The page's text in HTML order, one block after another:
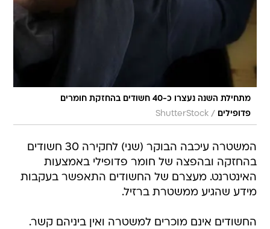
מתחילת השנה נעצרו כ-40 חשודים בהחזקת חומרים
פדופילים
/
ShutterStock
המשטרה עיכבה הבוקר (שני) לחקירה 30 חשודים
בהחזקה ובהפצה של חומר פדופילי באמצעות
האינטרנט. מעצרם של החשודים התאפשר בעקבות
מידע שהגיע ממשטרת ברזיל.
החשודים אינם מוכרים למשטרה ואין ביניהם קשר.